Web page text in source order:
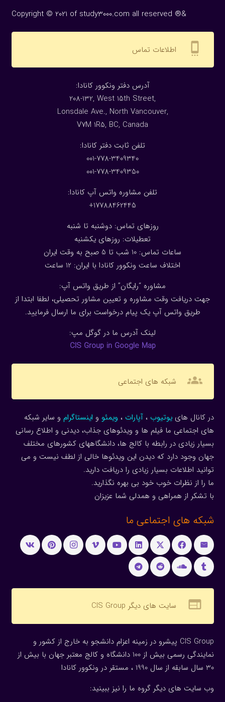
Copyright © 2021 of study3000.com all reserved ®&
settings_cell اطلاعات تماس
:آدرس دفتر ونکوور کانادا
208-132, West 15th Street,
Lonsdale Ave., North Vancouver,
V7M 1R5, BC, Canada
:تلفن ثابت دفتر کانادا
001-778-3409340
001-778-3409350
تلفن مشاوره واتس آپ کانادا:
17788462445+
روزهای تماس: دوشنبه تا شنبه
تعطیلات: روزهای یکشنبه
ساعات تماس: 10 شب تا 5 صبح به وقت ایران
اختلاف ساعت ونکوور کانادا با ایران: 1 2 ساعت
مشاوره “رایگان” از طریق واتس آپ:
جهت دریافت وقت مشاوره و تعیین مشاور تحصیلی، لطفا ابتدا از
طریق واتس آپ یک پیام درخواست برای ما ارسال فرمایید.
لینک آدرس ما در گوگل مپ:
CIS Group in Google Map
groups شبکه های اجتماعی
در کانال هاییوتیوب ، آپارات ، ویمئو و اینستاگرام و سایر شبکه
های اجتماعی ما فیلم ها و ویدئوهای جذاب، دیدنی و اطلاع رسانی
بسیار زیادی در رابطه با کالج ها، دانشگاههای کشورهای مختلف
جهان وجود دارد که دیدن این ویدئوها خالی از لطف نیست و می
توانید اطلاعات بسیار زیادی را دریافت دارید.
ما را از نظرات خوب خود بی بهره نگذارید.
با تشکر از همراهی و همدلی شما عزیزان
شبکه های اجتماعی ما
web سایت های دیگر CIS Group
CIS Group پیشرو در زمینه اعزام دانشجو به خارج از کشور و
نمایندگی رسمی بیش از 100 دانشگاه و کالج معتبر جهان با بیش از
30 سال سابقه از سال 1990 ، مستقر در ونکوور کانادا
وب سایت های دیگر گروه ما را نیز ببینید: